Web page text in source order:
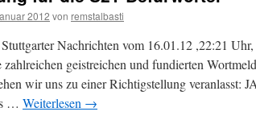
2012 von remstalbasti
Nachrichten vom 16.01.12 ,22:21
geistreichen und fundierten
wir uns zu einer Richtigstellung veranlasst:
… Weiterlesen →